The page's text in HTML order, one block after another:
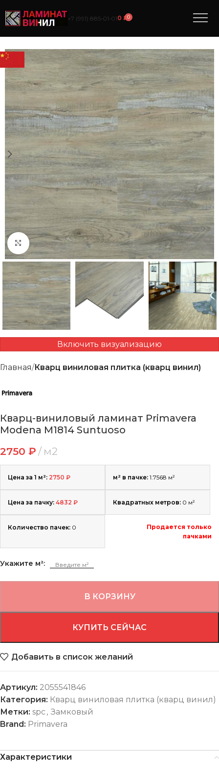
+7 (991) 885‑01‑010₽0
Нажмите, чтобы увеличить
Включить визуализацию
Главная Кварц виниловая плитка (кварц винил)
Кварц-виниловый ламинат Primavera
Modena M1814 Suntuoso
2750 ₽ м2
Цена за 1 м²: 2750 ₽ м² в пачке: 1.7568 м²
Цена за пачку: 4832 ₽ Квадратных метров: 0 м²
Количество пачек: 0
Продается только
пачками
Укажите м²:
В КОРЗИНУ
КУПИТЬ СЕЙЧАС
Добавить в список желаний
Артикул: 2055541846
Категория: Кварц виниловая плитка (кварц винил)
Метки: spc, Замковый
Brand: Primavera
Характеристики